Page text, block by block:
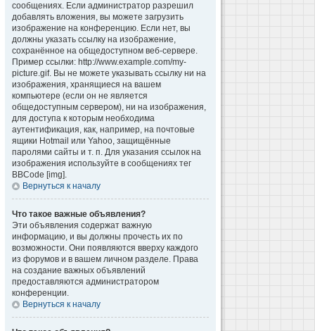
сообщениях. Если администратор разрешил
добавлять вложения, вы можете загрузить
изображение на конференцию. Если нет, вы
должны указать ссылку на изображение,
сохранённое на общедоступном веб-сервере.
Пример ссылки: http://www.example.com/my-
picture.gif. Вы не можете указывать ссылку ни на
изображения, хранящиеся на вашем
компьютере (если он не является
общедоступным сервером), ни на изображения,
для доступа к которым необходима
аутентификация, как, например, на почтовые
ящики Hotmail или Yahoo, защищённые
паролями сайты и т. п. Для указания ссылок на
изображения используйте в сообщениях тег
BBCode [img].
Вернуться к началу
Что такое важные объявления?
Эти объявления содержат важную
информацию, и вы должны прочесть их по
возможности. Они появляются вверху каждого
из форумов и в вашем личном разделе. Права
на создание важных объявлений
предоставляются администратором
конференции.
Вернуться к началу